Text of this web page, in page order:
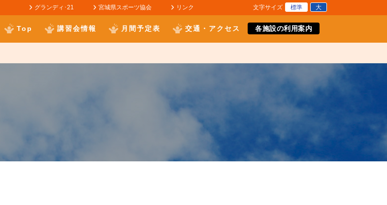
グランディ･21 宮城県スポーツ協会 リンク
Top 講習会情報 月間予定表 交通・アクセス 各施設の利用案内
文字サイズ 標準 大